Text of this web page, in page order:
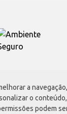
a
o
podem
Atacadão S.A.
6169, Vila
| CNPJ: 75.315.333/